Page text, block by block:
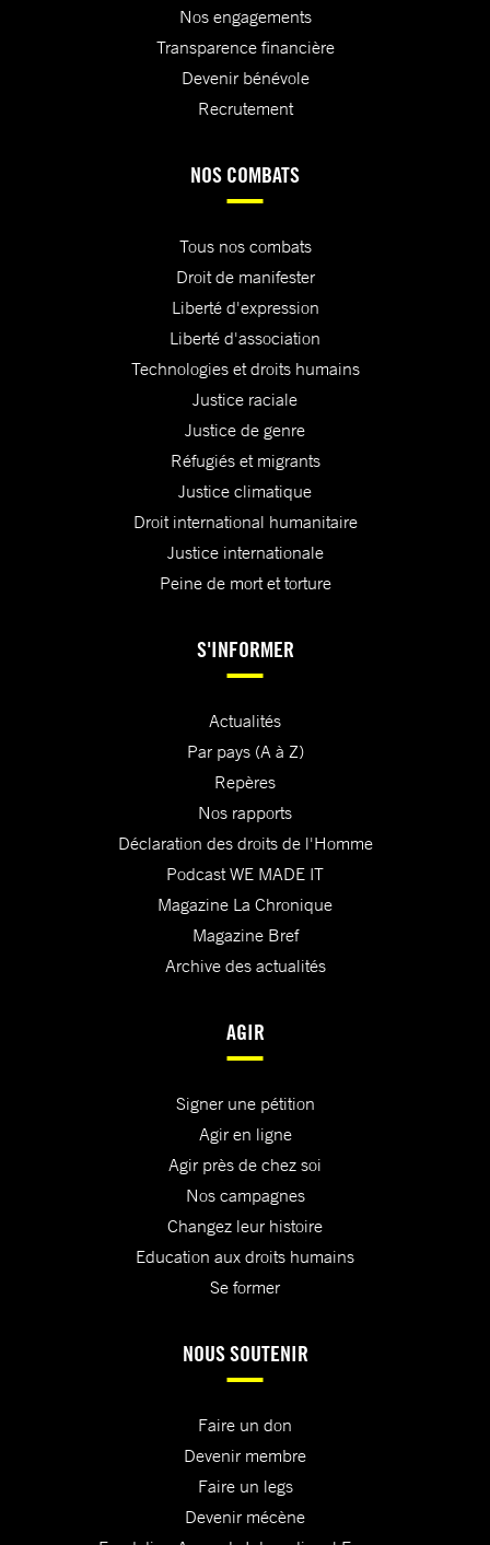
Nos engagements
Transparence financière
Devenir bénévole
Recrutement
NOS COMBATS
Tous nos combats
Droit de manifester
Liberté d'expression
Liberté d'association
Technologies et droits humains
Justice raciale
Justice de genre
Réfugiés et migrants
Justice climatique
Droit international humanitaire
Justice internationale
Peine de mort et torture
S'INFORMER
Actualités
Par pays (A à Z)
Repères
Nos rapports
Déclaration des droits de l'Homme
Podcast WE MADE IT
Magazine La Chronique
Magazine Bref
Archive des actualités
AGIR
Signer une pétition
Agir en ligne
Agir près de chez soi
Nos campagnes
Changez leur histoire
Education aux droits humains
Se former
NOUS SOUTENIR
Faire un don
Devenir membre
Faire un legs
Devenir mécène